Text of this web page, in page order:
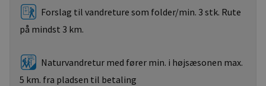
Forslag til vandreture som folder/min. 3 stk. Rute
på mindst 3 km.
Naturvandretur med fører min. i højsæsonen max.
5 km. fra pladsen til betaling